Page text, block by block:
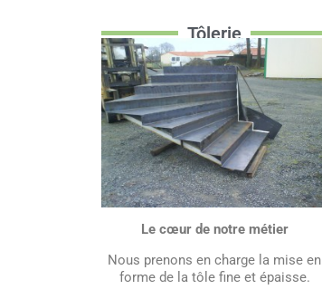
Tôlerie
Le cœur de notre métier
Nous prenons en charge la mise en
forme de la tôle fine et épaisse.